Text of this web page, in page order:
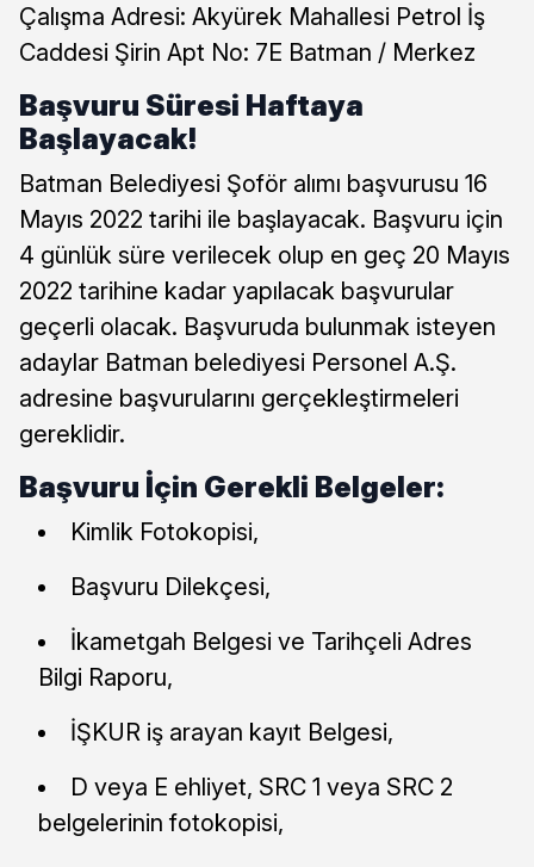
Çalışma Adresi: Akyürek Mahallesi Petrol İş
Caddesi Şirin Apt No: 7E Batman / Merkez
Başvuru Süresi Haftaya
Başlayacak!
Batman Belediyesi Şoför alımı başvurusu 16
Mayıs 2022 tarihi ile başlayacak. Başvuru için
4 günlük süre verilecek olup en geç 20 Mayıs
2022 tarihine kadar yapılacak başvurular
geçerli olacak. Başvuruda bulunmak isteyen
adaylar Batman belediyesi Personel A.Ş.
adresine başvurularını gerçekleştirmeleri
gereklidir.
Başvuru İçin Gerekli Belgeler:
Kimlik Fotokopisi,
Başvuru Dilekçesi,
İkametgah Belgesi ve Tarihçeli Adres
Bilgi Raporu,
İŞKUR iş arayan kayıt Belgesi,
D veya E ehliyet, SRC 1 veya SRC 2
belgelerinin fotokopisi,